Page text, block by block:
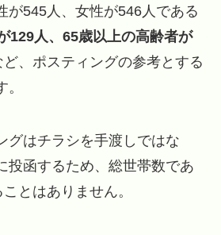
が545人、女性が546人である
129人、65歳以上の高齢者が
、ポスティングの参考とする
グはチラシを手渡しではな
投函するため、総世帯数であ
とはありません。